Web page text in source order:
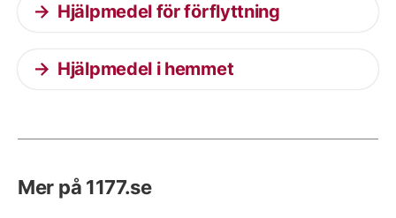
Hjälpmedel för förflyttning
Hjälpmedel i hemmet
Mer på 1177.se